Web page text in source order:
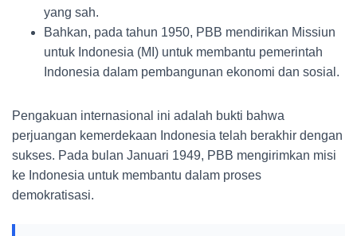
yang sah.
Bahkan, pada tahun 1950, PBB mendirikan Missiun
untuk Indonesia (MI) untuk membantu pemerintah
Indonesia dalam pembangunan ekonomi dan sosial.
Pengakuan internasional ini adalah bukti bahwa
perjuangan kemerdekaan Indonesia telah berakhir dengan
sukses. Pada bulan Januari 1949, PBB mengirimkan misi
ke Indonesia untuk membantu dalam proses
demokratisasi.